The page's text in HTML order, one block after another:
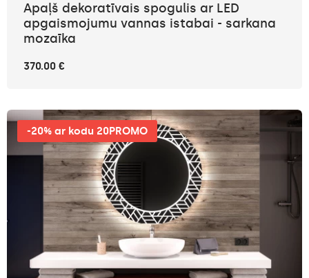
Apaļš dekoratīvais spogulis ar LED
apgaismojumu vannas istabai - sarkana
mozaīka
370.00 €
-20% ar kodu 20PROMO